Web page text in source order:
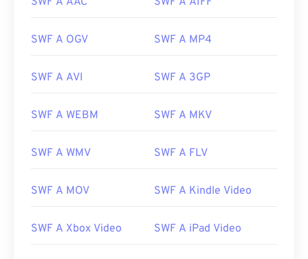
SWF A OGV SWF A MP4
SWF A AVI SWF A 3GP
SWF A WEBM SWF A MKV
SWF A WMV SWF A FLV
SWF A MOV SWF A Kindle Video
SWF A Xbox Video SWF A iPad Video